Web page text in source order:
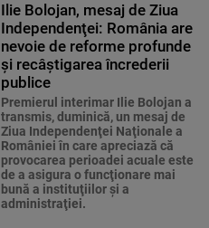
Ilie Bolojan, mesaj de Ziua
Independenţei: România are
nevoie de reforme profunde
și recâștigarea încrederii
publice
Premierul interimar Ilie Bolojan a
transmis, duminică, un mesaj de
Ziua Independenţei Naţionale a
României în care apreciază că
provocarea perioadei acuale este
de a asigura o funcţionare mai
bună a instituţiilor şi a
administraţiei.